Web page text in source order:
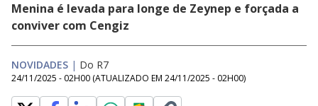
Menina é levada para longe de Zeynep e forçada a
conviver com Cengiz
NOVIDADES | Do R7
24/11/2025 - 02H00 (ATUALIZADO EM 24/11/2025 - 02H00)